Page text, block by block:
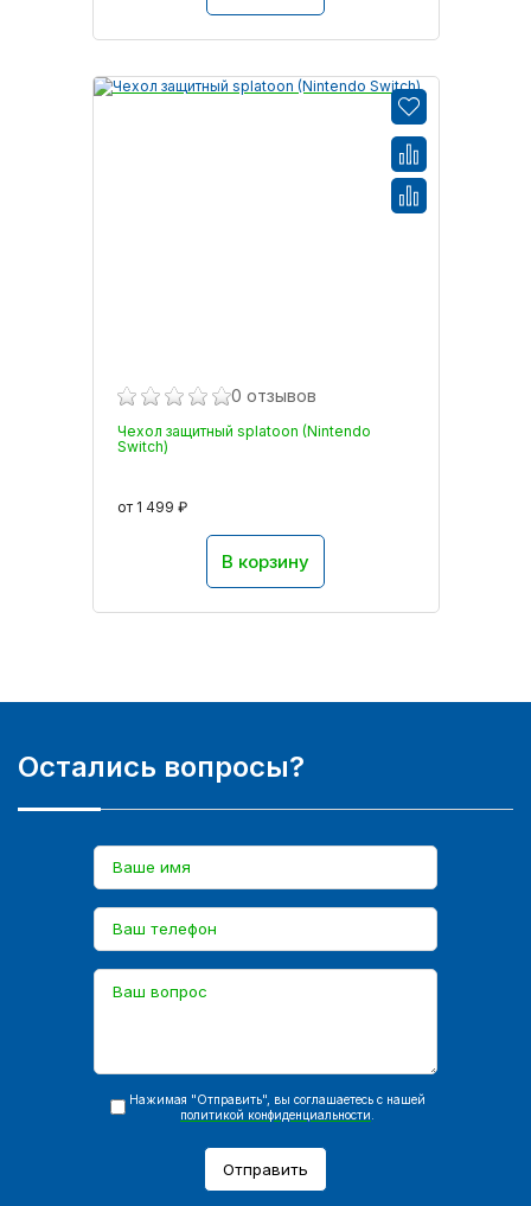
0 отзывов
Чехол защитный splatoon (Nintendo
Switch)
от 1 499 ₽
В корзину
Остались вопросы?
Нажимая "Отправить", вы соглашаетесь с нашей
политикой конфиденциальности
Отправить